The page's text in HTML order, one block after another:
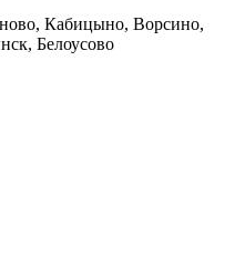
Кабицыно, Ворсино,
Белоусово